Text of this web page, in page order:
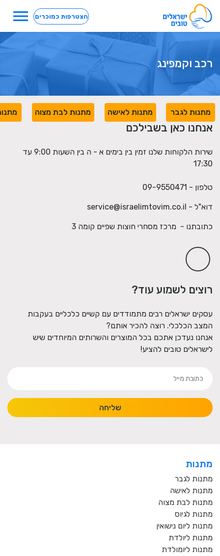
הצטרפות כמוכרים menu
רכב וקמפינג
מתנות לגבר מתנות לאישה מתנות לבת מצוה
אנחנו כאן בשבילכם
שירות הלקוחות שלנו זמין בין בימים א - ה בין השעות 9:00 עד
17:30
טלפון - 09-9550471
דוא"ל - service@israelimtovim.co.il
כתובתנו - מרכז מסחרי חוצות שפיים קומה 3
רוצים לשמוע עוד?
עסקים ישראלים רבים מתמודדים עם קשיים כלכליים בעקבות
המצב הכלכלי. רוצה להכיר אותם?
אנחנו נעדכן אתכם בכל המוצרים והשרותים המיוחדים שיש
לישראלים טובים להציע!
שליחה
מתנות
מתנות לגבר
מתנות לאישה
מתנות לבת מצוה
מתנות לגיוס
מתנות ליום נישואין
מתנות ליולדת
מתנות ליומולדת